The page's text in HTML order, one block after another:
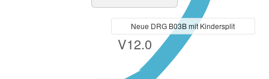
V12.0
Neue DRG B03B mit Kindersplit